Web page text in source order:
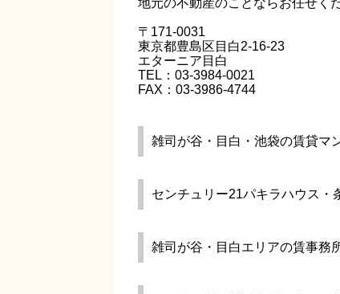
〒171-0031
東京都豊島区目白2-16-23
エターニア目白
TEL：03-3984-0021
FAX：03-3986-4744
雑司が谷・目白・池袋の賃貸マ
センチュリー21パキラハウス・
雑司が谷・目白エリアの賃事務